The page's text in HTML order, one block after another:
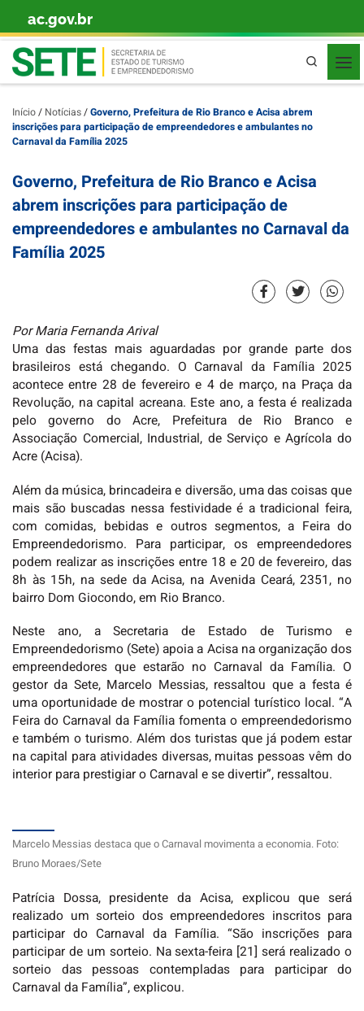
Skip to content
ac.gov.br
Pesquisa
Início/ Notícias/Governo, Prefeitura de Rio Branco e Acisa abrem
inscrições para participação de empreendedores e ambulantes no
Carnaval da Família 2025
Governo, Prefeitura de Rio Branco e Acisa
abrem inscrições para participação de
empreendedores e ambulantes no Carnaval da
Família 2025
Por Maria Fernanda Arival
Uma das festas mais aguardadas por grande parte dos
brasileiros está chegando. O Carnaval da Família 2025
acontece entre 28 de fevereiro e 4 de março, na Praça da
Revolução, na capital acreana. Este ano, a festa é realizada
pelo governo do Acre, Prefeitura de Rio Branco e
Associação Comercial, Industrial, de Serviço e Agrícola do
Acre (Acisa).
Além da música, brincadeira e diversão, uma das coisas que
mais são buscadas nessa festividade é a tradicional feira,
com comidas, bebidas e outros segmentos, a Feira do
Empreendedorismo. Para participar, os empreendedores
podem realizar as inscrições entre 18 e 20 de fevereiro, das
8h às 15h, na sede da Acisa, na Avenida Ceará, 2351, no
bairro Dom Giocondo, em Rio Branco.
Neste ano, a Secretaria de Estado de Turismo e
Empreendedorismo (Sete) apoia a Acisa na organização dos
empreendedores que estarão no Carnaval da Família. O
gestor da Sete, Marcelo Messias, ressaltou que a festa é
uma oportunidade de mostrar o potencial turístico local. “A
Feira do Carnaval da Família fomenta o empreendedorismo
e também o turismo. Além dos turistas que já podem estar
na capital para atividades diversas, muitas pessoas vêm do
interior para prestigiar o Carnaval e se divertir”, ressaltou.
Marcelo Messias destaca que o Carnaval movimenta a economia. Foto:
Bruno Moraes/Sete
Patrícia Dossa, presidente da Acisa, explicou que será
realizado um sorteio dos empreendedores inscritos para
participar do Carnaval da Família. “São inscrições para
participar de um sorteio. Na sexta-feira [21] será realizado o
sorteio das pessoas contempladas para participar do
Carnaval da Família”, explicou.